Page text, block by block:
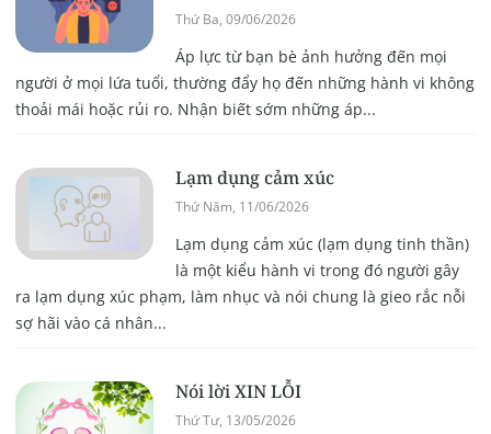
Thứ Ba, 09/06/2026
Áp lực từ bạn bè ảnh hưởng đến mọi
người ở mọi lứa tuổi, thường đẩy họ đến những hành vi không
thoải mái hoặc rủi ro. Nhận biết sớm những áp...
Lạm dụng cảm xúc
Thứ Năm, 11/06/2026
Lạm dụng cảm xúc (lạm dụng tinh thần)
là một kiểu hành vi trong đó người gây
ra lạm dụng xúc phạm, làm nhục và nói chung là gieo rắc nỗi
sợ hãi vào cá nhân...
Nói lời XIN LỖI
Thứ Tư, 13/05/2026